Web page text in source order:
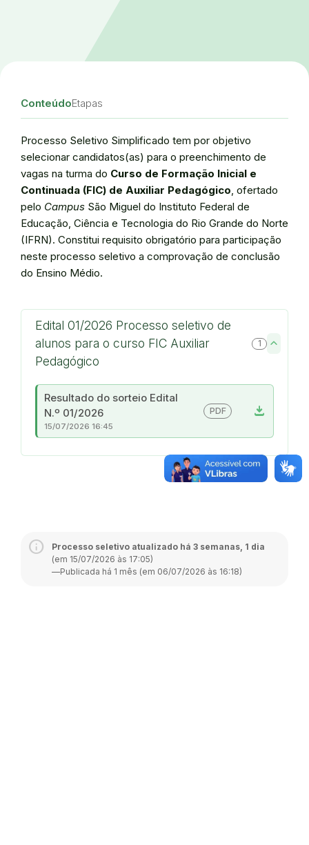
ConteúdoEtapas
Processo Seletivo Simplificado tem por objetivo
selecionar candidatos(as) para o preenchimento de
vagas na turma do Curso de Formação Inicial e
Continuada (FIC) de Auxiliar Pedagógico, ofertado
pelo Campus São Miguel do Instituto Federal de
Educação, Ciência e Tecnologia do Rio Grande do Norte
(IFRN). Constitui requisito obrigatório para participação
neste processo seletivo a comprovação de conclusão
do Ensino Médio.
Edital 01/2026 Processo seletivo de
alunos para o curso FIC Auxiliar
Pedagógico
1
Resultado do sorteio Edital
N.º 01/2026
download
PDF
15/07/2026 16:45
Processo seletivo atualizado há 3 semanas, 1 dia
(em 15/07/2026 às 17:05)
—Publicada há 1 mês (em 06/07/2026 às 16:18)